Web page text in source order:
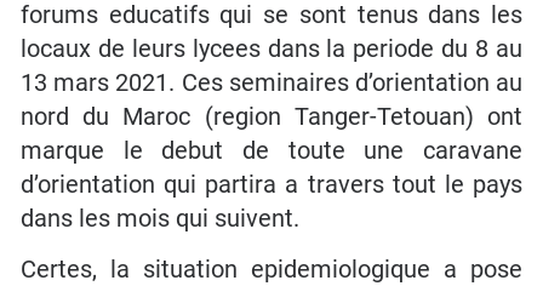
forums educatifs qui se sont tenus dans les
locaux de leurs lycees dans la periode du 8 au
13 mars 2021. Ces seminaires d’orientation au
nord du Maroc (region Tanger-Tetouan) ont
marque le debut de toute une caravane
d’orientation qui partira a travers tout le pays
dans les mois qui suivent.
Certes, la situation epidemiologique a pose